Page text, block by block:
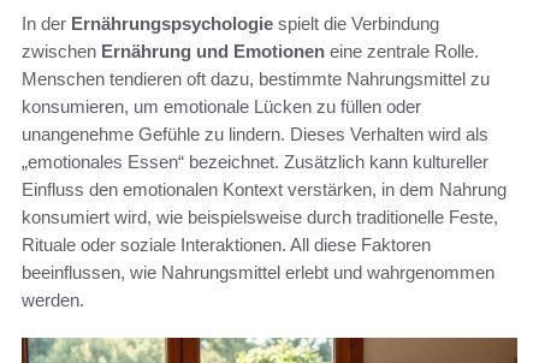
In der Ernährungspsychologie spielt die Verbindung
zwischen Ernährung und Emotionen eine zentrale Rolle.
Menschen tendieren oft dazu, bestimmte Nahrungsmittel zu
konsumieren, um emotionale Lücken zu füllen oder
unangenehme Gefühle zu lindern. Dieses Verhalten wird als
„emotionales Essen“ bezeichnet. Zusätzlich kann kultureller
Einfluss den emotionalen Kontext verstärken, in dem Nahrung
konsumiert wird, wie beispielsweise durch traditionelle Feste,
Rituale oder soziale Interaktionen. All diese Faktoren
beeinflussen, wie Nahrungsmittel erlebt und wahrgenommen
werden.